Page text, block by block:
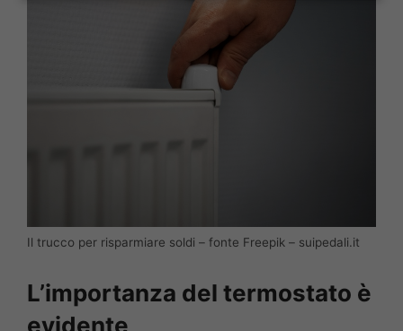
Il trucco per risparmiare soldi – fonte Freepik – suipedali.it
L’importanza del termostato è
evidente